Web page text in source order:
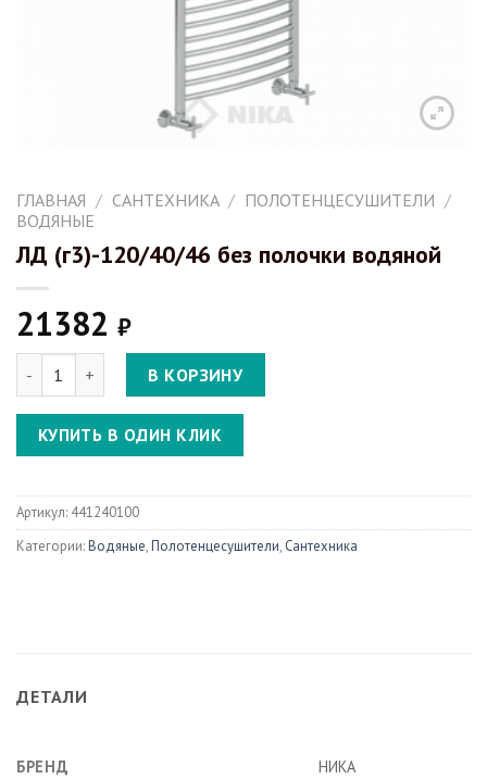
ГЛАВНАЯ / САНТЕХНИКА / ПОЛОТЕНЦЕСУШИТЕЛИ /
ВОДЯНЫЕ
ЛД (г3)-120/40/46 без полочки водяной
21382 ₽
Количество ЛД (г3)-120/40/46 без полочки водяной
В КОРЗИНУ
КУПИТЬ В ОДИН КЛИК
Артикул: 441240100
Категории:Водяные,Полотенцесушители, Сантехника
ДЕТАЛИ
БРЕНД НИКА